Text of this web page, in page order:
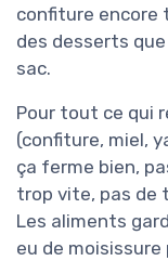
confiture encore
des desserts
sac.
Pour tout ce qui
(confiture, miel,
ça ferme bien,
trop vite, pas de
Les aliments
eu de